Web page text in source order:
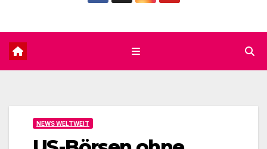
NEWS WELTWEIT